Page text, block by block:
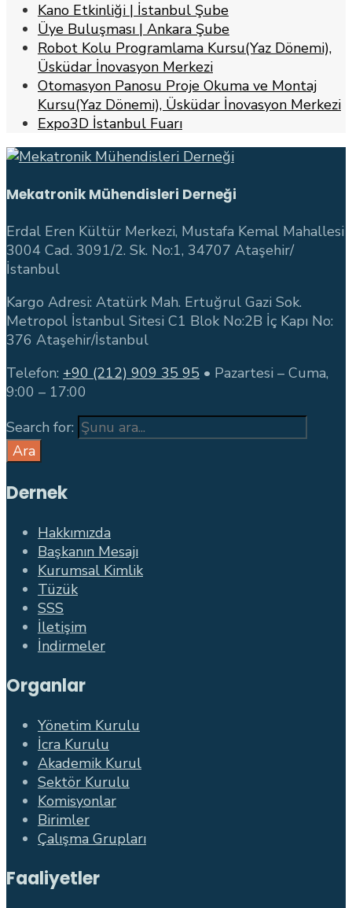
Kano Etkinliği | İstanbul Şube
Üye Buluşması | Ankara Şube
Robot Kolu Programlama Kursu(Yaz Dönemi),
Üsküdar İnovasyon Merkezi
Otomasyon Panosu Proje Okuma ve Montaj
Kursu(Yaz Dönemi), Üsküdar İnovasyon Merkezi
Expo3D İstanbul Fuarı
Mekatronik Mühendisleri Derneği
Erdal Eren Kültür Merkezi, Mustafa Kemal Mahallesi
3004 Cad. 3091/2. Sk. No:1, 34707 Ataşehir/
İstanbul
Kargo Adresi: Atatürk Mah. Ertuğrul Gazi Sok.
Metropol İstanbul Sitesi C1 Blok No:2B İç Kapı No:
376 Ataşehir/İstanbul
Telefon: +90 (212) 909 35 95 • Pazartesi – Cuma,
9:00 – 17:00
Search for:
Ara
Dernek
Hakkımızda
Başkanın Mesajı
Kurumsal Kimlik
Tüzük
SSS
İletişim
İndirmeler
Organlar
Yönetim Kurulu
İcra Kurulu
Akademik Kurul
Sektör Kurulu
Komisyonlar
Birimler
Çalışma Grupları
Faaliyetler